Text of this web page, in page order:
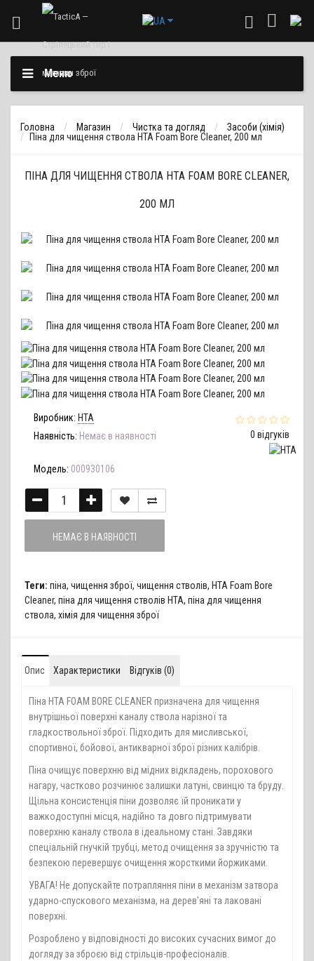
Меню
Головна Магазин Чистка та догляд
Засоби (хімія)
Піна для чищення ствола НТА Foam Bore Cleaner, 200 мл
ПІНА ДЛЯ ЧИЩЕННЯ СТВОЛА НТА FOAM BORE CLEANER,
200 МЛ
0 відгуків
Виробник: HTA
Наявність: Немає в наявності
Модель: 000930106
НЕМАЄ В НАЯВНОСТІ
Теги: піна, чищення зброї, чищення стволів, НТА Foam Bore
Cleaner, піна для чищення стволів HTA, піна для чищення
ствола, хімія для чищення зброї
Опис Характеристики Відгуків (0)
Піна НТА FOAM BORE CLEANER призначена для чищення
внутрішньої поверхні каналу ствола нарізної та
гладкоствольної зброї. Підходить для мисливської,
спортивної, бойової, антикварної зброї різних калібрів.
Піна очищує поверхню від мідних відкладень, порохового
нагару, частково розчинює залишки латуні, свинцю та бруду.
Щільна консистенція піни дозволяє їй проникати у
важкодоступні місця, надійно та довго підтримувати
поверхню каналу ствола в ідеальному стані. Завдяки
спеціальній гнучкій трубці, метод очищення за зручністю та
безпекою перевершує очищення жорсткими йоржиками.
УВАГА! Не допускайте потрапляння піни в механізм затвора
ударно-спускового механізма, на дерев'яні та лаковані
поверхні.
Розроблено у відповідності до високих сучасних вимог до
догляду за зброєю від стрільців-професіоналів.